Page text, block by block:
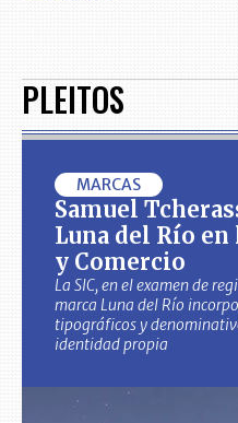
PLEITOS
MARCAS
Samuel
Luna del Río
y Comercio
La SIC, en el examen de
marca Luna del Río
tipográficos y
identidad propia